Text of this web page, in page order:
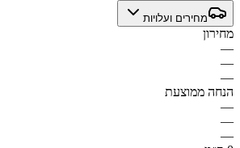
מחירים ועלויות
מחירון
—
—
—
הנחה ממוצעת
—
—
—